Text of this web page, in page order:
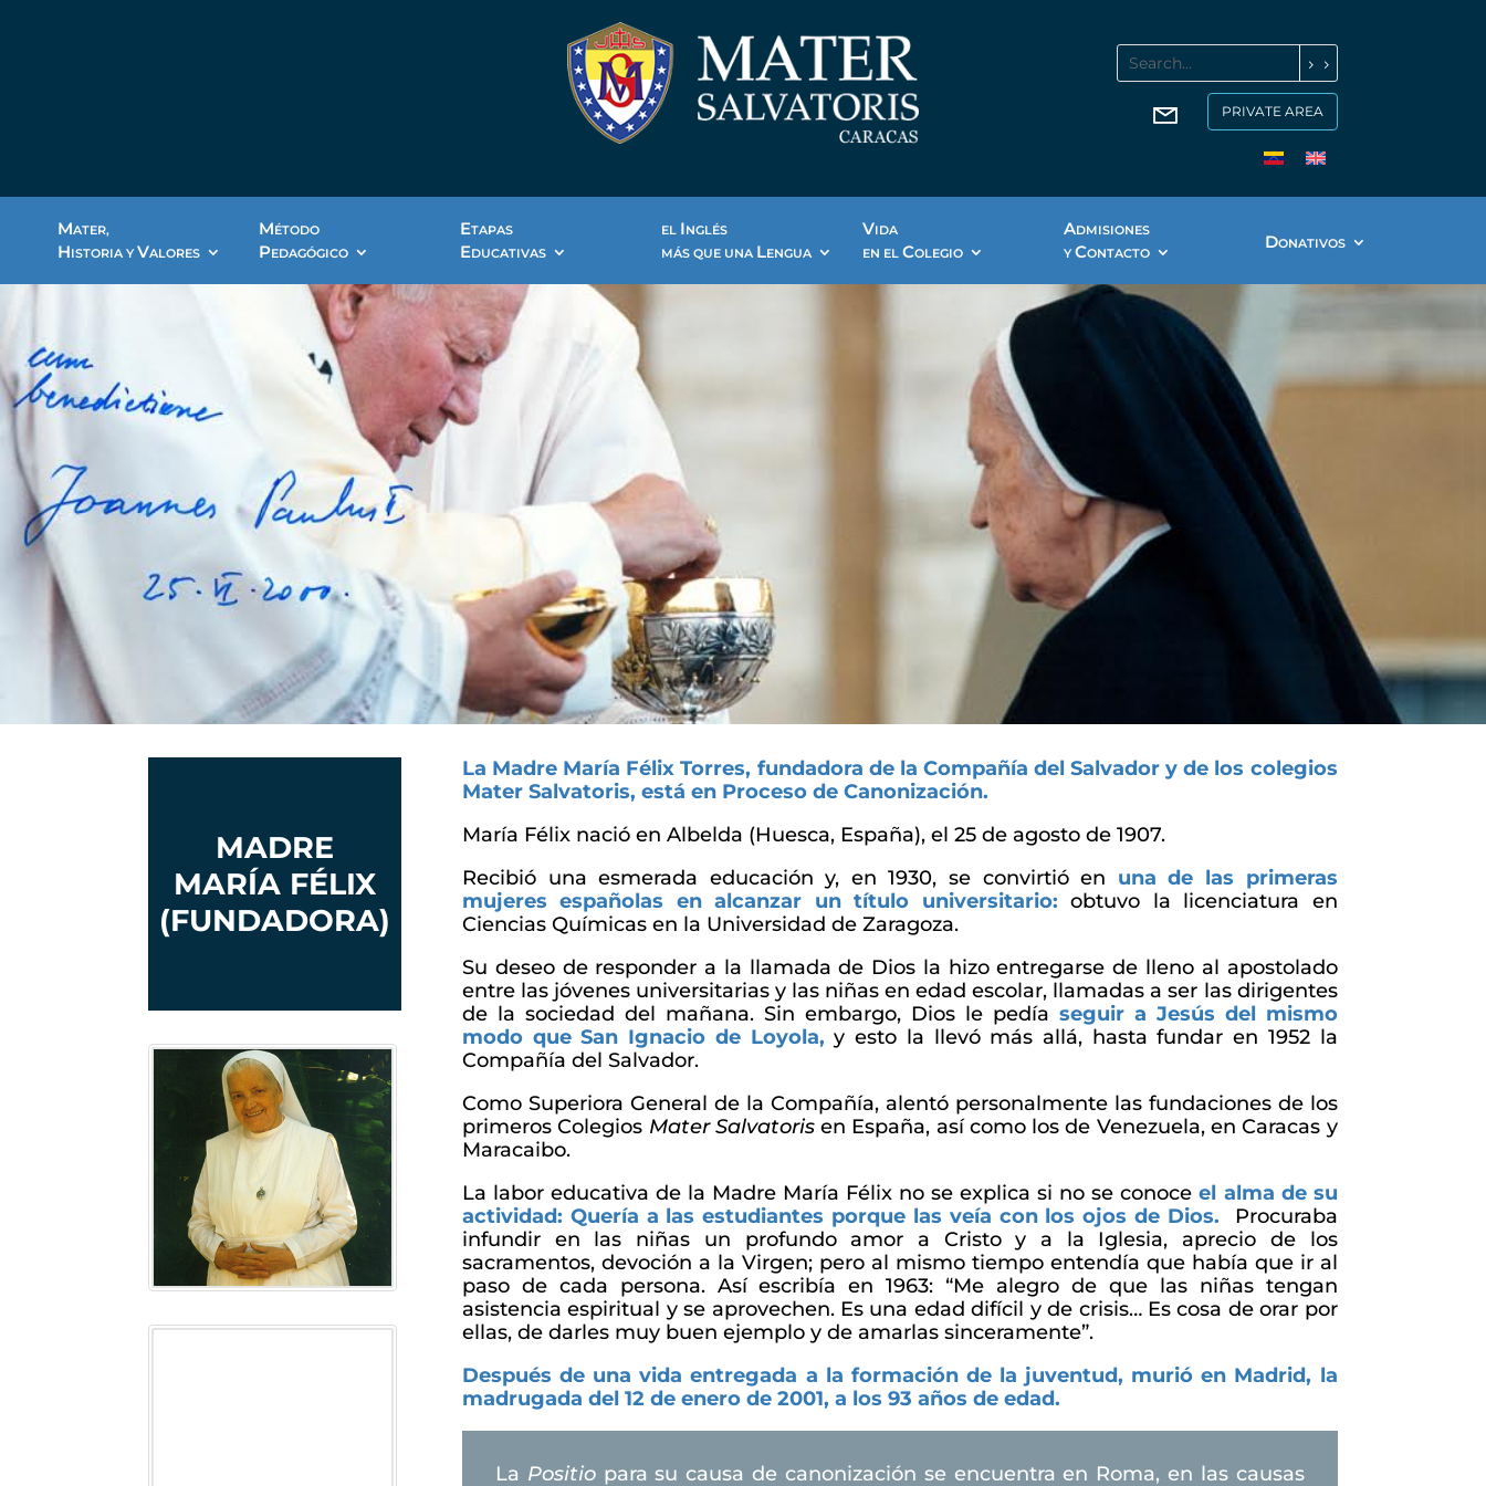
PRIVATE AREA
MATER,
HISTORIA Y VALORES
MÉTODO
PEDAGÓGICO
ETAPAS
EDUCATIVAS
EL INGLÉS
MÁS QUE UNA LENGUA
VIDA
EN EL COLEGIO
ADMISIONES
Y CONTACTO
DONATIVOS
MADRE
MARÍA FÉLIX
(FUNDADORA)
La Madre María Félix Torres, fundadora de la Compañía del Salvador y de los colegios
Mater Salvatoris, está en Proceso de Canonización.
María Félix nació en Albelda (Huesca, España), el 25 de agosto de 1907.
Recibió una esmerada educación y, en 1930, se convirtió en una de las primeras
mujeres españolas en alcanzar un título universitario:obtuvo la licenciatura en
Ciencias Químicas en la Universidad de Zaragoza.
Su deseo de responder a la llamada de Dios la hizo entregarse de lleno al apostolado
entre las jóvenes universitarias y las niñas en edad escolar, llamadas a ser las dirigentes
de la sociedad del mañana. Sin embargo, Dios le pedía seguir a Jesús del mismo
modo que San Ignacio de Loyola,y esto la llevó más allá, hasta fundar en 1952 la
Compañía del Salvador.
Como Superiora General de la Compañía, alentó personalmente las fundaciones de los
primeros Colegios Mater Salvatorisen España, así como los de Venezuela, en Caracas y
Maracaibo.
La labor educativa de la Madre María Félix no se explica si no se conoceel alma de su
actividad: Quería a las estudiantes porque las veía con los ojos de Dios.
Procuraba
infundir en las niñas un profundo amor a Cristo y a la Iglesia, aprecio de los
sacramentos, devoción a la Virgen; pero al mismo tiempo entendía que había que ir al
paso de cada persona. Así escribía en 1963: “Me alegro de que las niñas tengan
asistencia espiritual y se aprovechen. Es una edad difícil y de crisis… Es cosa de orar por
ellas, de darles muy buen ejemplo y de amarlas sinceramente”.
Después de una vida entregada a la formación de la juventud, murió en Madrid, la
madrugada del 12 de enero de 2001, a los 93 años de edad.
La Positiopara su causa de canonización se encuentra en Roma, en las causas